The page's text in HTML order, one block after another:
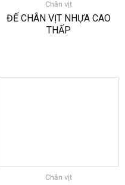
Chân vịt
ĐẾ CHÂN VỊT NHỰA CAO
THẤP
Chân vịt